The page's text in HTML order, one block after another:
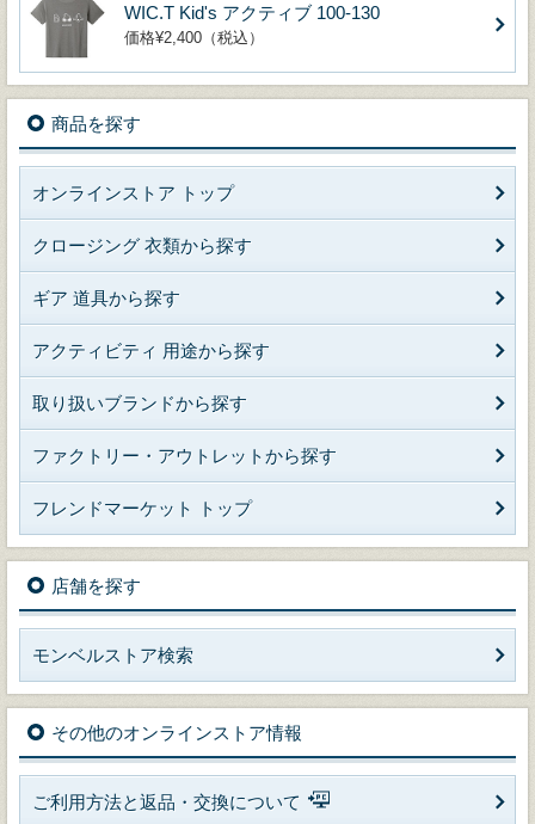
WIC.T Kid's アクティブ 100-130
価格¥2,400（税込）
商品を探す
オンラインストア トップ
クロージング 衣類から探す
ギア 道具から探す
アクティビティ 用途から探す
取り扱いブランドから探す
ファクトリー・アウトレットから探す
フレンドマーケット トップ
店舗を探す
モンベルストア検索
その他のオンラインストア情報
ご利用方法と返品・交換について